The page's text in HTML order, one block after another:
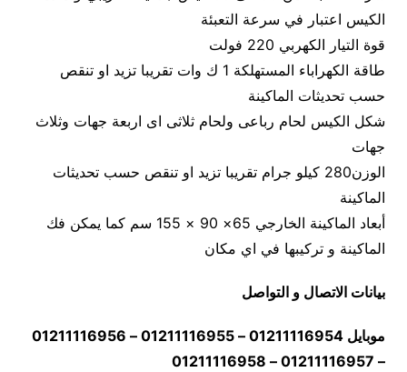
الكيس اعتبار في سرعة التعبئة
قوة التيار الكهربي 220 فولت
طاقة الكهراباء المستهلكة 1 ك وات تقريبا تزيد او تنقص
حسب تحديثات الماكينة
شكل الكيس لحام رباعى ولحام ثلاثى اى اربعة جهات وثلاث
جهات
الوزن280 كيلو جرام تقريبا تزيد او تنقص حسب تحديثات
الماكينة
أبعاد الماكينة الخارجي 65× 90 × 155 سم كما يمكن فك
الماكينة و تركيبها في اي مكان
بيانات الاتصال و التواصل
موبايل 01211116954 – 01211116955 – 01211116956
– 01211116957 – 01211116958